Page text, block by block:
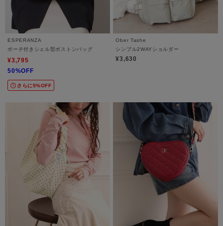
ESPERANZA
ポーチ付きシェル型ボストンバッグ
¥3,795
50%OFF
さらに5%OFF
Ober Tashe
シンプル2WAYショルダー
¥3,630